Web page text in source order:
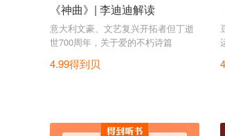
《神曲》| 李迪迪解读
意大利文豪、文艺复兴开拓者但丁逝
世700周年，关于爱的不朽诗篇
4.99得到贝